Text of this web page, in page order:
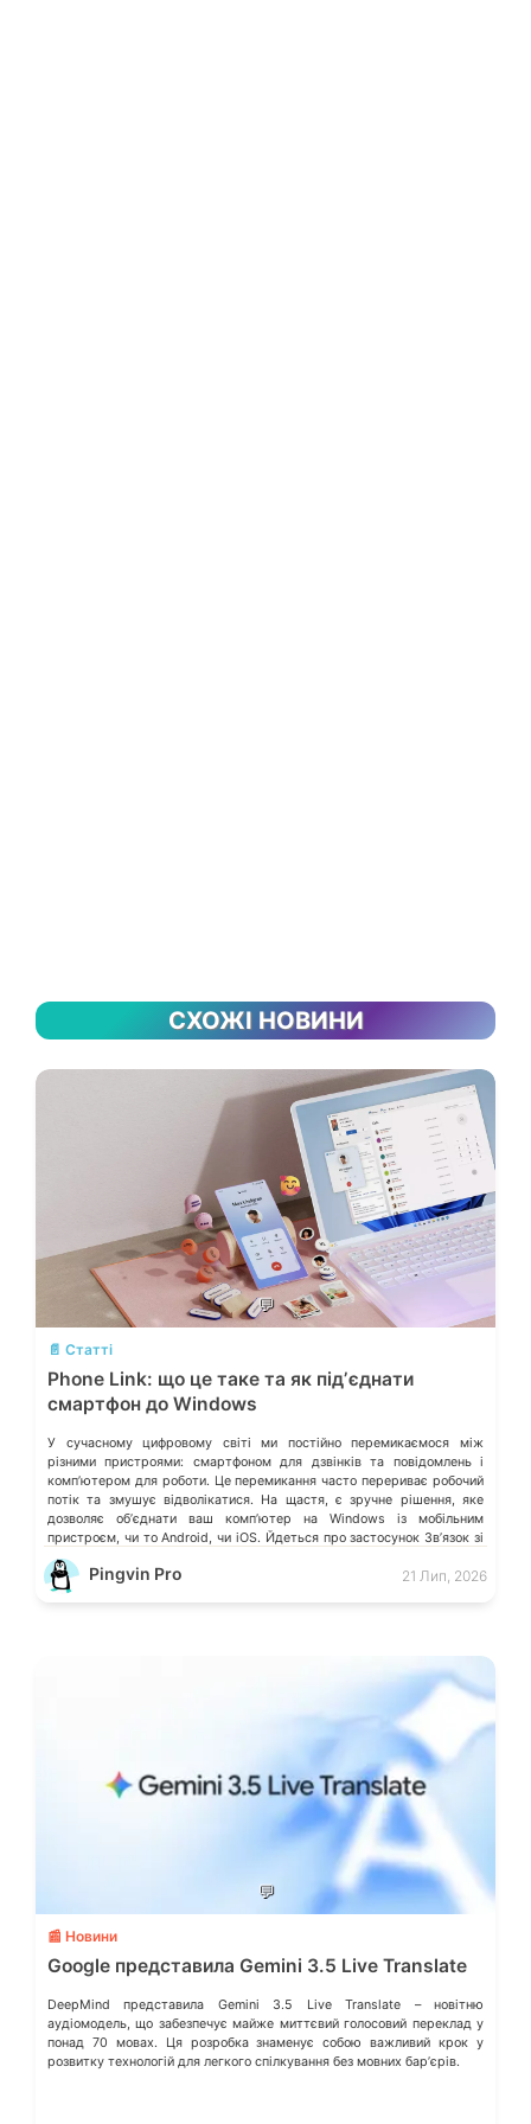
СХОЖІ НОВИНИ
💬
📄 Статті
Phone Link: що це таке та як підʼєднати
смартфон до Windows
У сучасному цифровому світі ми постійно перемикаємося між
різними пристроями: смартфоном для дзвінків та повідомлень і
компʼютером для роботи. Це перемикання часто перериває робочий
потік та змушує відволікатися. На щастя, є зручне рішення, яке
дозволяє обʼєднати ваш компʼютер на Windows із мобільним
пристроєм, чи то Android, чи iOS. Йдеться про застосунок Звʼязок зі
смартфоном (Phone Link) від Microsoft, що перетворює ваш ПК на
своєрідний «міст» до функцій смартфона.
Pingvin Pro 21 Лип, 2026
💬
📰 Новини
Google представила Gemini 3.5 Live Translate
DeepMind представила Gemini 3.5 Live Translate – новітню
аудіомодель, що забезпечує майже миттєвий голосовий переклад у
понад 70 мовах. Ця розробка знаменує собою важливий крок у
розвитку технологій для легкого спілкування без мовних барʼєрів.